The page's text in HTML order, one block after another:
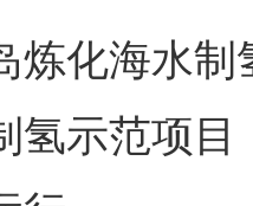
化海水制
氢示范项